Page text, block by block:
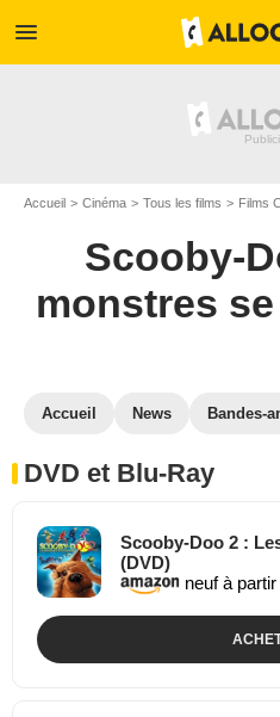
menu
Accueil Cinéma Tous les films Films
Scooby-
monstres
Accueil News Bandes-
DVD et Blu-Ray
Scooby-Doo 2 :
(DVD)
neuf à partir